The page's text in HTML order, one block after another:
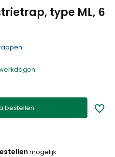
type ML, 6
bestellen
mogelijk